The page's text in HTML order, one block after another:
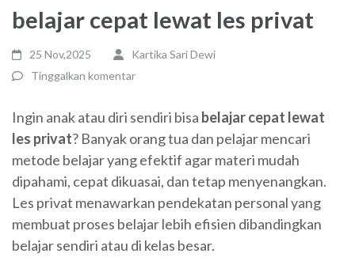
belajar cepat lewat les privat
25 Nov,2025
Kartika Sari Dewi
Tinggalkan komentar
Ingin anak atau diri sendiri bisa belajar cepat lewat
les privat? Banyak orang tua dan pelajar mencari
metode belajar yang efektif agar materi mudah
dipahami, cepat dikuasai, dan tetap menyenangkan.
Les privat menawarkan pendekatan personal yang
membuat proses belajar lebih efisien dibandingkan
belajar sendiri atau di kelas besar.